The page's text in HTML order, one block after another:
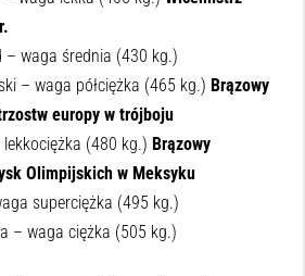
– waga średnia (430 kg.)
– waga półciężka (465 kg.) Brązowy
europy w trójboju
lekkociężka (480 kg.) Brązowy
Olimpijskich w Meksyku
superciężka (495 kg.)
– waga ciężka (505 kg.)